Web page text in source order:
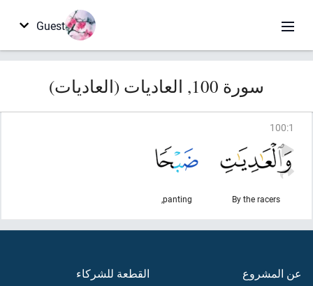
Guest
سورة 100, العاديات (العاديات)
100:1
By the racers
panting,
عن المشروع
القطعة للشركاء